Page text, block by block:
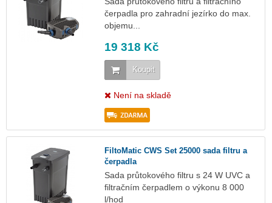
čerpadla pro zahradní jezírko do max.
objemu...
19 318 Kč
Koupit
Není na skladě
FiltoMatic CWS Set 25000 sada filtru a
čerpadla
Sada průtokového filtru s 24 W UVC a
filtračním čerpadlem o výkonu 8 000
l/hod